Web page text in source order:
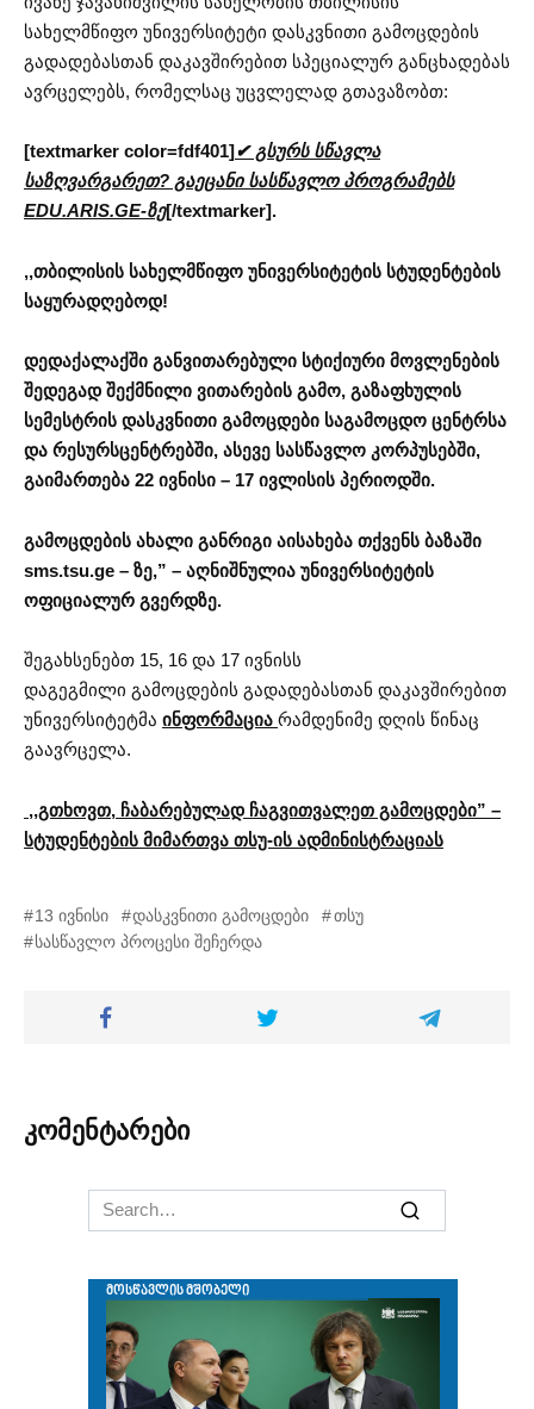
სახელმწიფო უნივერსიტეტი დასკვნითი გამოცდების
გადადებასთან დაკავშირებით სპეციალურ განცხადებას
ავრცელებს, რომელსაც უცვლელად გთავაზობთ:
[textmarker color=fdf401]✔ გსურს სწავლა
საზღვარგარეთ? გაეცანი სასწავლო პროგრამებს
EDU.ARIS.GE-ზე[/textmarker].
,,თბილისის სახელმწიფო უნივერსიტეტის სტუდენტების
საყურადღებოდ!
დედაქალაქში განვითარებული სტიქიური მოვლენების
შედეგად შექმნილი ვითარების გამო, გაზაფხულის
სემესტრის დასკვნითი გამოცდები საგამოცდო ცენტრსა
და რესურსცენტრებში, ასევე სასწავლო კორპუსებში,
გაიმართება 22 ივნისი – 17 ივლისის პერიოდში.
გამოცდების ახალი განრიგი აისახება თქვენს ბაზაში
sms.tsu.ge – ზე,” – აღნიშნულია უნივერსიტეტის
ოფიციალურ გვერდზე.
შეგახსენებთ 15, 16 და 17 ივნისს
დაგეგმილი გამოცდების გადადებასთან დაკავშირებით
უნივერსიტეტმა ინფორმაცია რამდენიმე დღის წინაც
გაავრცელა.
,,გთხოვთ, ჩაბარებულად ჩაგვითვალეთ გამოცდები” –
სტუდენტების მიმართვა თსუ-ის ადმინისტრაციას
13 ივნისი დასკვნითი გამოცდები
თსუ
სასწავლო პროცესი შეჩერდა
კომენტარები
Search
for: